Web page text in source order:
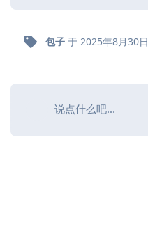
包子 于 2025年8月30日
说点什么吧...